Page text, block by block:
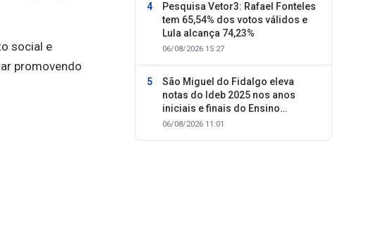
social e
promovendo
Pesquisa Vetor3: Rafael Fonteles
tem 65,54% dos votos válidos e
Lula alcança 74,23%
06/08/2026 15:27
São Miguel do Fidalgo eleva
notas do Ideb 2025 nos anos
iniciais e finais do Ensino
Fundamental
06/08/2026 11:01